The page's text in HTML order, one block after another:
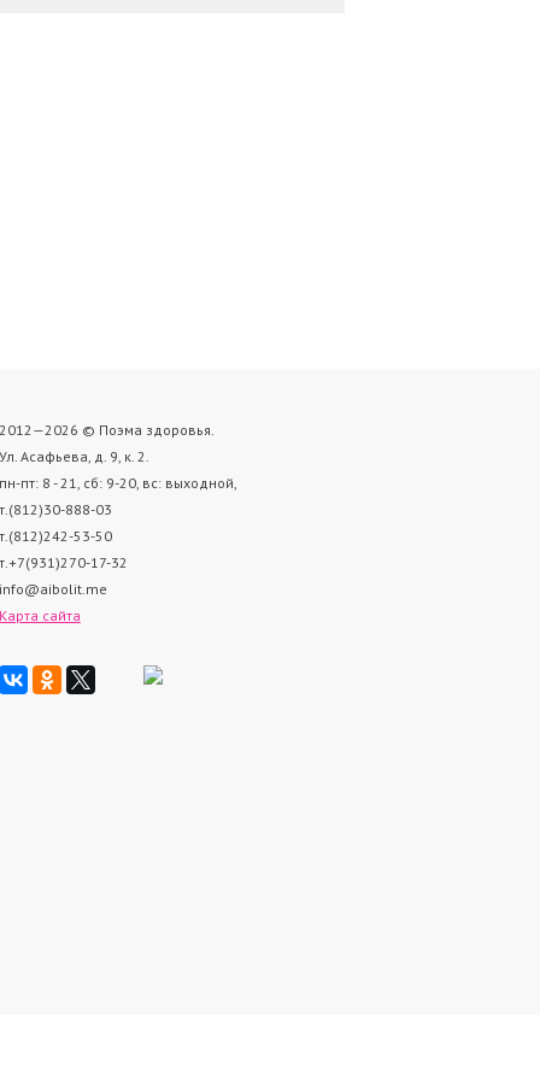
2012—2026 © Поэма здоровья.
Ул. Асафьева, д. 9, к. 2.
пн-пт: 8 - 21, cб: 9-20, вс: выходной,
т.(812)30-888-03
т.(812)242-53-50
т.+7(931)270-17-32
info@aibolit.me
Карта сайта